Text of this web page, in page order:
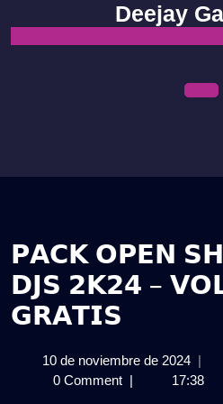
content
Deejay
𝗣𝗔𝗖𝗞 𝗢𝗣𝗘𝗡
𝗗𝗝𝗦 𝟮𝗞𝟮𝟰 –
𝗚𝗥𝗔𝗧𝗜𝗦
10 de noviembre de 202410
de
|
0 Comment | 17:38